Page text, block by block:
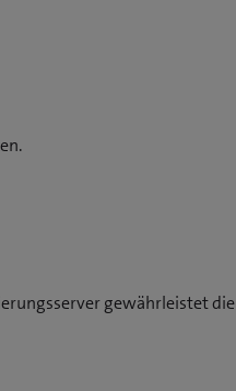
gewährleistet die